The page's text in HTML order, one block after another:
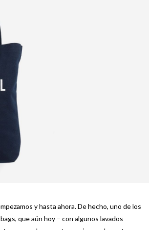
y hasta ahora. De hecho, uno de los
que aún hoy – con algunos lavados